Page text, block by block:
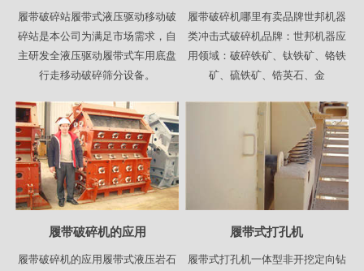
履带破碎站履带式液压驱动移动破
碎站是本公司为满足市场需求，自
主研发全液压驱动履带式车用底盘
行走移动破碎筛分设备。
履带破碎机哪里有卖品牌世邦机器
类冲击式破碎机品牌：世邦机器应
用领域：破碎铁矿、钛铁矿、铬铁
矿、硫铁矿、锆英石、金
履带破碎机的应用
履带破碎机的应用履带式液压岩石
履带式打孔机
履带式打孔机一体型非开挖定向钻